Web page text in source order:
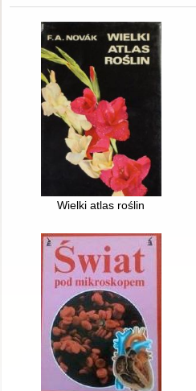
Wielki atlas roślin